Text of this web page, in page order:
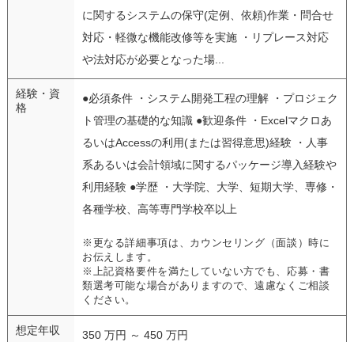
に関するシステムの保守(定例、依頼)作業・問合せ
対応・軽微な機能改修等を実施 ・リプレース対応
や法対応が必要となった場...
経験・資
格
●必須条件 ・システム開発工程の理解 ・プロジェク
ト管理の基礎的な知識 ●歓迎条件 ・Excelマクロあ
るいはAccessの利用(または習得意思)経験 ・人事
系あるいは会計領域に関するパッケージ導入経験や
利用経験 ●学歴 ・大学院、大学、短期大学、専修・
各種学校、高等専門学校卒以上
※更なる詳細事項は、カウンセリング（面談）時に
お伝えします。
※上記資格要件を満たしていない方でも、応募・書
類選考可能な場合がありますので、遠慮なくご相談
ください。
想定年収 350 万円 ～ 450 万円